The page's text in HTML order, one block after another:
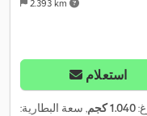
2.393 km
استعلام
1.040 كجم
, سعة البطارية: